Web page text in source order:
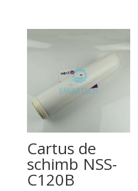
Cartus de
schimb NSS-
C120B